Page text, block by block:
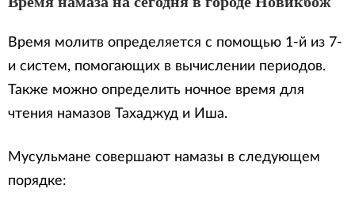
Время молитв определяется с помощью 1-й из 7-
и систем, помогающих в вычислении периодов.
Также можно определить ночное время для
чтения намазов Тахаджуд и Иша.
Мусульмане совершают намазы в следующем
порядке: